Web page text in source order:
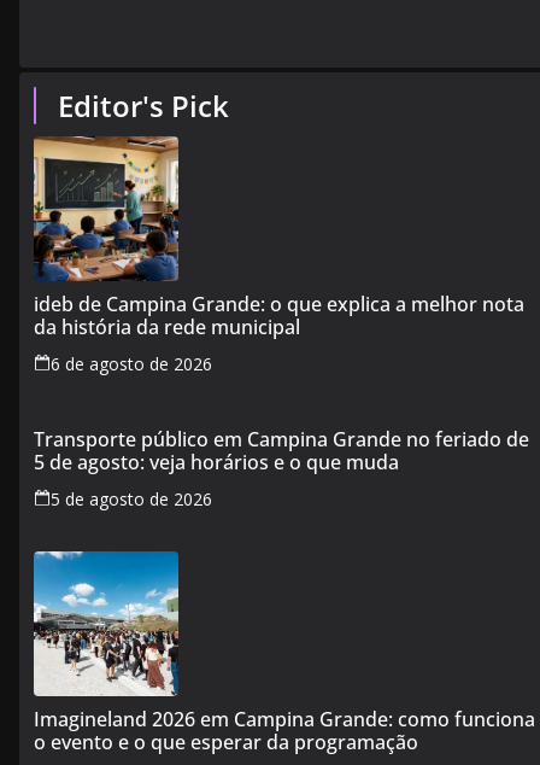
Editor's Pick
ideb de Campina Grande: o que explica a melhor nota
da história da rede municipal
6 de agosto de 2026
Transporte público em Campina Grande no feriado de
5 de agosto: veja horários e o que muda
5 de agosto de 2026
Imagineland 2026 em Campina Grande: como funciona
o evento e o que esperar da programação